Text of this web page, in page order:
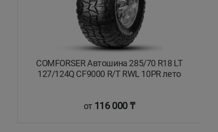
COMFORSER Автошина 285/70 R18 LT
127/124Q CF9000 R/T RWL 10PR лето
от 116 000 ₸